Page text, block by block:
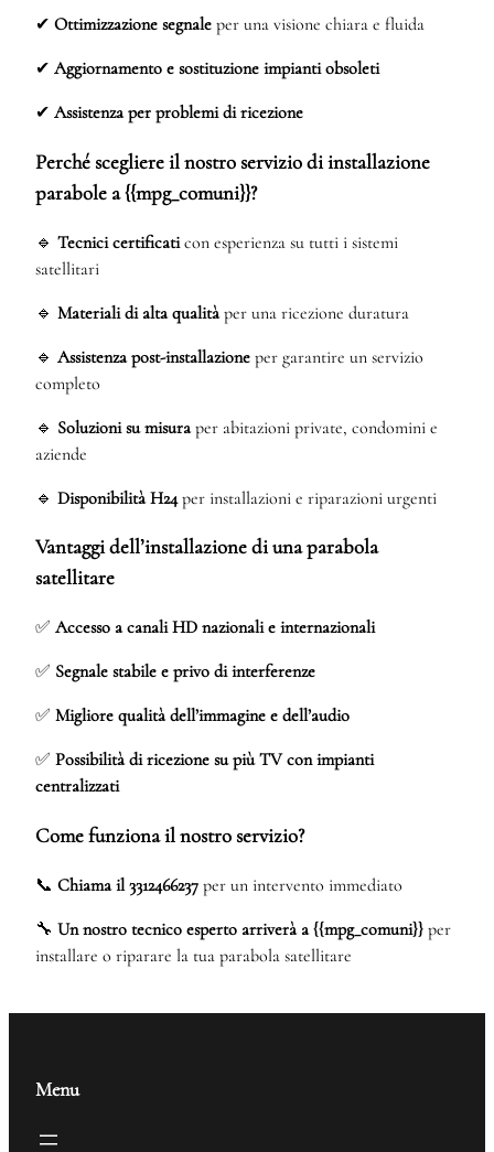
✔ Ottimizzazione segnale per una visione chiara e fluida
✔ Aggiornamento e sostituzione impianti obsoleti
✔ Assistenza per problemi di ricezione
Perché scegliere il nostro servizio di installazione
parabole a {{mpg_comuni}}?
🔹 Tecnici certificaticon esperienza su tutti i sistemi
satellitari
🔹 Materiali di alta qualitàper una ricezione duratura
🔹 Assistenza post-installazione per garantire un servizio
completo
🔹 Soluzioni su misuraper abitazioni private, condomini e
aziende
🔹 Disponibilità H24per installazioni e riparazioni urgenti
Vantaggi dell’installazione di una parabola
satellitare
✅ Accesso a canali HD nazionali e internazionali
✅ Segnale stabile e privo di interferenze
✅ Migliore qualità dell’immagine e dell’audio
✅ Possibilità di ricezione su più TV con impianti
centralizzati
Come funziona il nostro servizio?
📞 Chiama il 3312466237 per un intervento immediato
🔧 Un nostro tecnico esperto arriverà a {{mpg_comuni}} per
installare o riparare la tua parabola satellitare
Menu